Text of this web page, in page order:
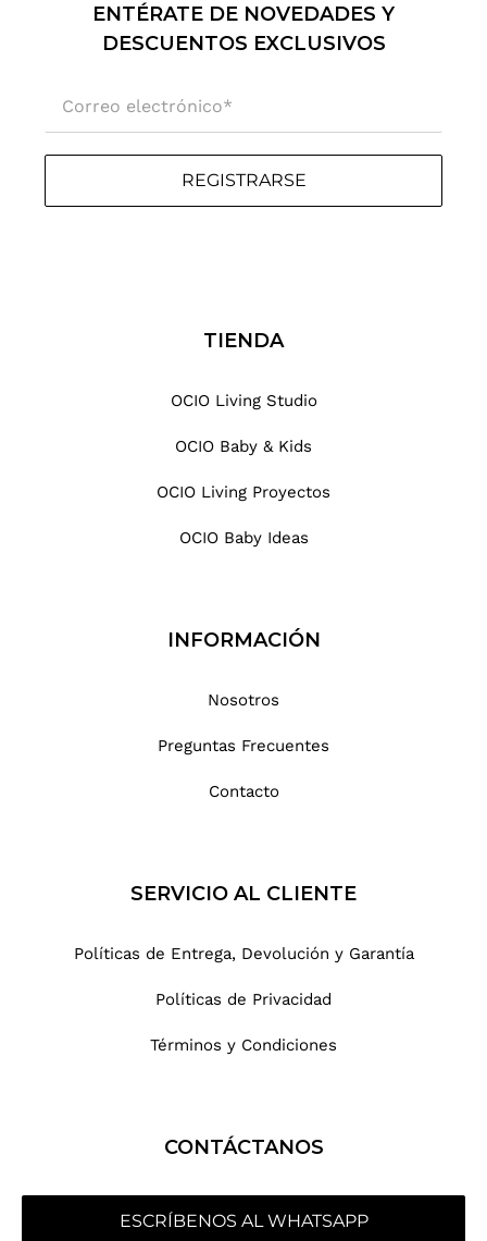
ENTÉRATE DE NOVEDADES Y
DESCUENTOS EXCLUSIVOS
REGISTRARSE
TIENDA
OCIO Living Studio
OCIO Baby & Kids
OCIO Living Proyectos
OCIO Baby Ideas
INFORMACIÓN
Nosotros
Preguntas Frecuentes
Contacto
SERVICIO AL CLIENTE
Políticas de Entrega, Devolución y Garantía
Políticas de Privacidad
Términos y Condiciones
CONTÁCTANOS
ESCRÍBENOS AL WHATSAPP